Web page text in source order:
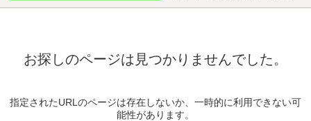
お探しのページは見つかりませんでした。
指定されたURLのページは存在しないか、一時的に利用できない可
能性があります。